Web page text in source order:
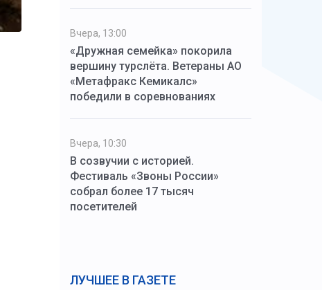
Вчера, 13:00
«Дружная семейка» покорила
вершину турслёта. Ветераны АО
«Метафракс Кемикалс»
победили в соревнованиях
Вчера, 10:30
В созвучии с историей.
Фестиваль «Звоны России»
собрал более 17 тысяч
посетителей
ЛУЧШЕЕ В ГАЗЕТЕ